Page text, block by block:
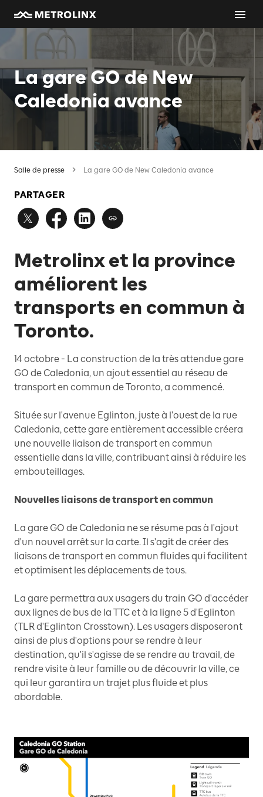
La gare GO de New
Caledonia avance
Salle de presse La gare GO de New Caledonia avance
PARTAGER
Metrolinx et la province
améliorent les
transports en commun à
Toronto.
14 octobre - La construction de la très attendue gare
GO de Caledonia, un ajout essentiel au réseau de
transport en commun de Toronto, a commencé.
Située sur l'avenue Eglinton, juste à l'ouest de la rue
Caledonia, cette gare entièrement accessible créera
une nouvelle liaison de transport en commun
essentielle dans la ville, contribuant ainsi à réduire les
embouteillages.
Nouvelles liaisons de transport en commun
La gare GO de Caledonia ne se résume pas à l'ajout
d'un nouvel arrêt sur la carte. Il s'agit de créer des
liaisons de transport en commun fluides qui facilitent
et optimisent les déplacements de tous.
La gare permettra aux usagers du train GO d'accéder
aux lignes de bus de la TTC et à la ligne 5 d'Eglinton
(TLR d'Eglinton Crosstown). Les usagers disposeront
ainsi de plus d'options pour se rendre à leur
destination, qu'il s'agisse de se rendre au travail, de
rendre visite à leur famille ou de découvrir la ville, ce
qui leur garantira un trajet plus fluide et plus
abordable.